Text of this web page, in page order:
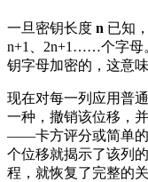
一旦密钥长度 n 已知
n+1、2n+1……个字母
钥字母加密的，这意
现在对每一列应用普
一种，撤销该位移，
——卡方评分或简单的
个位移就揭示了该列
程，就恢复了完整的